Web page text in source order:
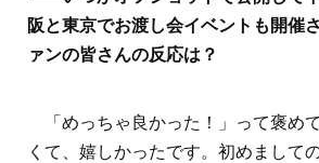
阪と東京でお渡し会イベントも開催
ァンの皆さんの反応は？
「めっちゃ良かった！」って褒め
くて、嬉しかったです。初めまして